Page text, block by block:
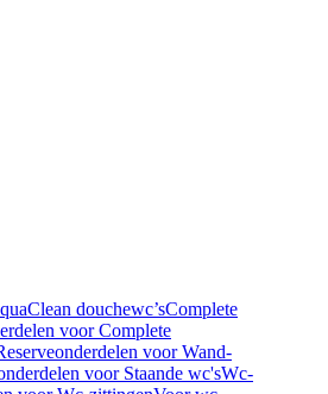
douchewc’sComplete
voor Complete
voor Wand-
voor Staande wc'sWc-